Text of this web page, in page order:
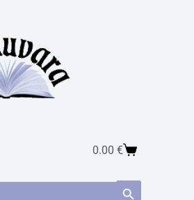
0.00€
Search Button